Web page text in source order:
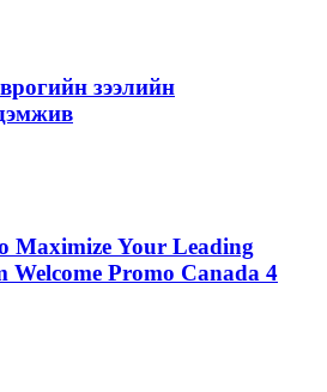
зээлийн
Maximize Your Leading
Welcome Promo Canada 4